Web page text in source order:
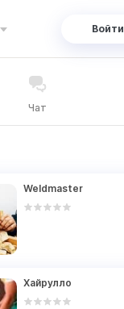
Войти
Чат
Weldmaster
Хайрулло